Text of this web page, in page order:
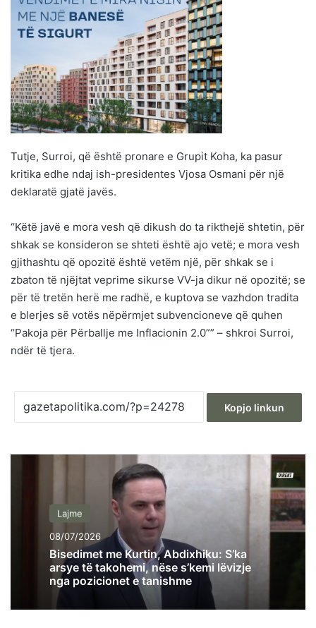
Tutje, Surroi, që është pronare e Grupit Koha, ka pasur
kritika edhe ndaj ish-presidentes Vjosa Osmani për një
deklaratë gjatë javës.
“Këtë javë e mora vesh që dikush do ta rikthejë shtetin, për
shkak se konsideron se shteti është ajo vetë; e mora vesh
gjithashtu që opozitë është vetëm një, për shkak se i
zbaton të njëjtat veprime sikurse VV-ja dikur në opozitë; se
për të tretën herë me radhë, e kuptova se vazhdon tradita
e blerjes së votës nëpërmjet subvencioneve që quhen
“Pakoja për Përballje me Inflacionin 2.0”” – shkroi Surroi,
ndër të tjera.
Kopjo linkun
Lajme
08/07/2026
Bisedimet me Kurtin, Abdixhiku: S’ka
arsye të takohemi, nëse s’kemi lëvizje
nga pozicionet e tanishme